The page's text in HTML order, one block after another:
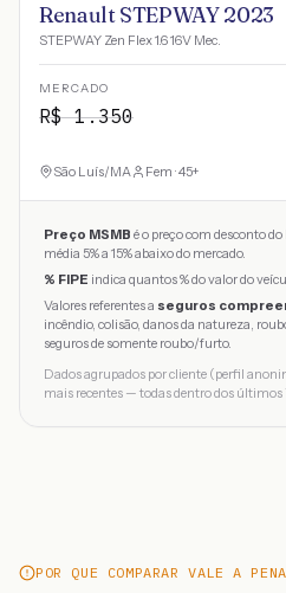
Renault STEPWAY 2023
STEPWAY Zen Flex 1.6 16V Mec.
MERCADO
R$1.350
São Luís/MA Fem · 45+
Preço MSMB é o preço com desconto
média 5% a 15% abaixo do mercado.
% FIPE indica quantos % do valor do
Valores referentes a seguros
incêndio, colisão, danos da natureza,
seguros de somente roubo/furto.
Dados agrupados por cliente (perfil
mais recentes — todas dentro dos últimos
POR QUE COMPARAR VALE A PENA